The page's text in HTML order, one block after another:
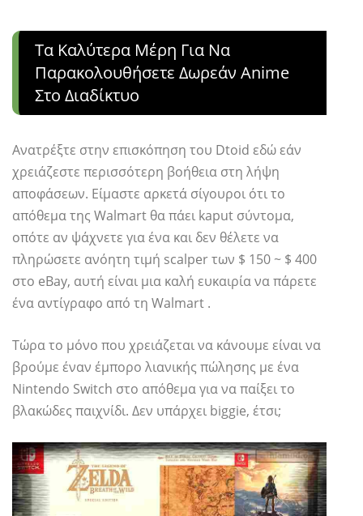
Τα Καλύτερα Μέρη Για Να
Παρακολουθήσετε Δωρεάν Anime
Στο Διαδίκτυο
Ανατρέξτε στην επισκόπηση του Dtoid εδώ εάν
χρειάζεστε περισσότερη βοήθεια στη λήψη
αποφάσεων. Είμαστε αρκετά σίγουροι ότι το
απόθεμα της Walmart θα πάει kaput σύντομα,
οπότε αν ψάχνετε για ένα και δεν θέλετε να
πληρώσετε ανόητη τιμή scalper των $ 150 ~ $ 400
στο eBay, αυτή είναι μια καλή ευκαιρία να πάρετε
ένα αντίγραφο από τη Walmart .
Τώρα το μόνο που χρειάζεται να κάνουμε είναι να
βρούμε έναν έμπορο λιανικής πώλησης με ένα
Nintendo Switch στο απόθεμα για να παίξει το
βλακώδες παιχνίδι. Δεν υπάρχει biggie, έτσι;